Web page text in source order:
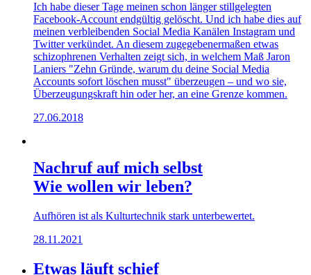
Ich habe dieser Tage meinen schon länger stillgelegten
Facebook-Account endgültig gelöscht. Und ich habe dies auf
meinen verbleibenden Social Media Kanälen Instagram und
Twitter verkündet. An diesem zugegebenermaßen etwas
schizophrenen Verhalten zeigt sich, in welchem Maß Jaron
Laniers "Zehn Gründe, warum du deine Social Media
Accounts sofort löschen musst" überzeugen – und wo sie,
Überzeugungskraft hin oder her, an eine Grenze kommen.
27.06.2018
Nachruf auf mich selbst
Wie wollen wir leben?
Aufhören ist als Kulturtechnik stark unterbewertet.
28.11.2021
Etwas läuft schief